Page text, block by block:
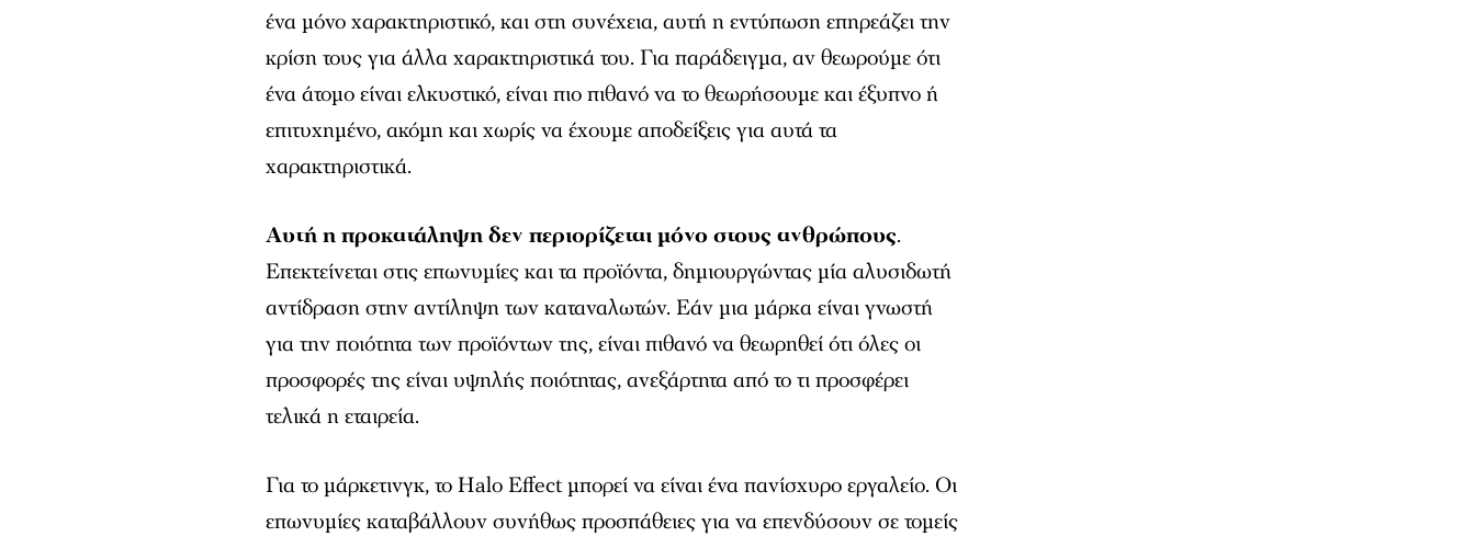
ένα μόνο χαρακτηριστικό, και στη συνέχεια, αυτή η εντύπωση επηρεάζει την
κρίση τους για άλλα χαρακτηριστικά του. Για παράδειγμα, αν θεωρούμε ότι
ένα άτομο είναι ελκυστικό, είναι πιο πιθανό να το θεωρήσουμε και έξυπνο ή
επιτυχημένο, ακόμη και χωρίς να έχουμε αποδείξεις για αυτά τα
χαρακτηριστικά.
Αυτή η προκατάληψη δεν περιορίζεται μόνο στους ανθρώπους.
Επεκτείνεται στις επωνυμίες και τα προϊόντα, δημιουργώντας μία αλυσιδωτή
αντίδραση στην αντίληψη των καταναλωτών. Εάν μια μάρκα είναι γνωστή
για την ποιότητα των προϊόντων της, είναι πιθανό να θεωρηθεί ότι όλες οι
προσφορές της είναι υψηλής ποιότητας, ανεξάρτητα από το τι προσφέρει
τελικά η εταιρεία.
Για το μάρκετινγκ, το Halo Effect μπορεί να είναι ένα πανίσχυρο εργαλείο. Οι
επωνυμίες καταβάλλουν συνήθως προσπάθειες για να επενδύσουν σε τομείς